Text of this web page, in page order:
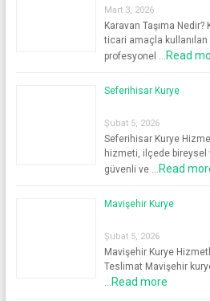
Mart 3, 2026
Karavan Taşıma
ticari amaçla kullanılan
profesyonel … Read
Seferihisar Kurye
Şubat 5, 2026
Seferihisar Kurye
hizmeti, ilçede bireysel
güvenli ve … Read
Mavişehir Kurye
Şubat 5, 2026
Mavişehir Kurye
Teslimat Mavişehir
… Read more